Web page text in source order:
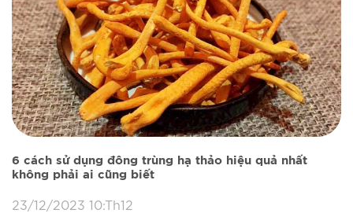
6 cách sử dụng đông trùng hạ thảo hiệu quả nhất
không phải ai cũng biết
23/12/2023 10:Th12